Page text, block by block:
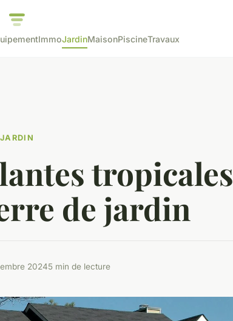
ImmoJardinMaisonPiscineTravaux
JARDIN
tropicales
de jardin
20245 min de lecture